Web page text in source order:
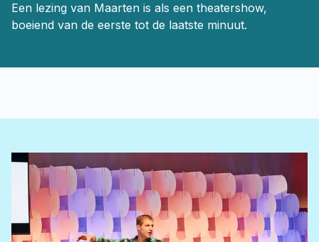
Een lezing van Maarten is als een theatershow,
boeiend van de eerste tot de laatste minuut.